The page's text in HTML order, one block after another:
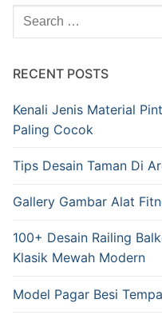
RECENT POSTS
Kenali Jenis Material
Paling Cocok
Tips Desain Taman Di
Gallery Gambar Alat
100+ Desain Railing
Klasik Mewah Modern
Model Pagar Besi